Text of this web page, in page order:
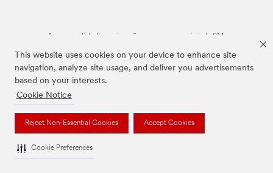
This website uses cookies on your device to enhance site
navigation, analyze site usage, and deliver you advertisements
based on your interests.
Cookie Notice
Reject Non-Essential Cookies Accept Cookies
Cookie Preferences
As marcas listadas a cima são marcas comerciais da 3M.